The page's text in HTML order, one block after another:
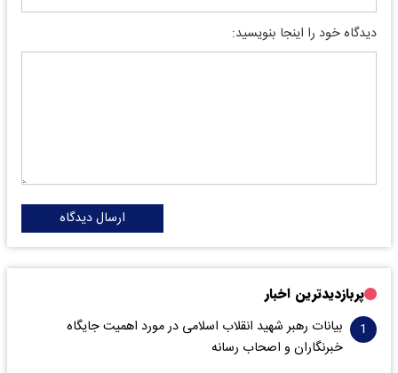
دیدگاه خود را اینجا بنویسید:
ارسال دیدگاه
پربازدیدترین اخبار
بیانات رهبر شهید انقلاب اسلامی در مورد اهمیت جایگاه
خبرنگاران و اصحاب رسانه